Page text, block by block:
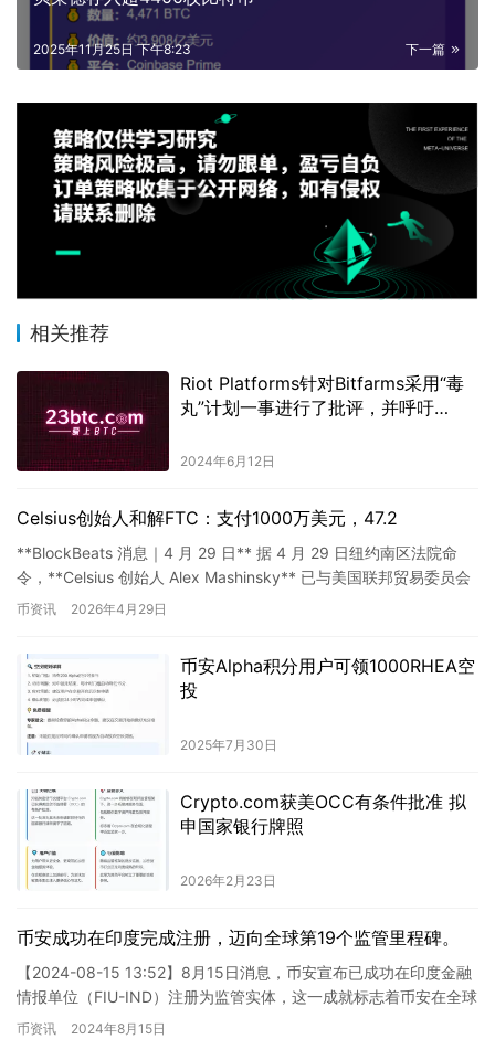
下一篇
2025年11月25日 下午8:23
相关推荐
Riot Platforms针对Bitfarms采用“毒
丸”计划一事进行了批评，并呼吁
理。
2024年6月12日
Celsius创始人和解FTC：支付1000万美元，47.2
**BlockBeats 消息｜4 月 29 日** 据 4 月 29 日纽约南区法院命
令，**Celsius 创始人 Alex Mashinsky** 已与美国联邦贸易委员会
（F…
币资讯 2026年4月29日
币安Alpha积分用户可领1000RHEA空
投
2025年7月30日
Crypto.com获美OCC有条件批准 拟
申国家银行牌照
2026年2月23日
币安成功在印度完成注册，迈向全球第19个监管里程碑。
【2024-08-15 13:52】8月15日消息，币安宣布已成功在印度金融
情报单位（FIU-IND）注册为监管实体，这一成就标志着币安在全球
监管领域迈出的第19个里程碑。币安在印…
币资讯 2024年8月15日